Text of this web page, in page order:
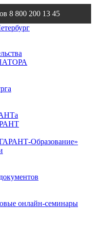
8 800 200 13 45
Образование»
онлайн-семинары